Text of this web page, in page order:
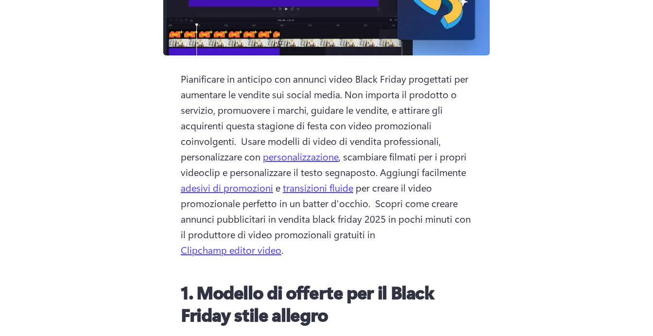
Pianificare in anticipo con annunci video Black Friday progettati per
aumentare le vendite sui social media. Non importa il prodotto o
servizio, promuovere i marchi, guidare le vendite, e attirare gli
acquirenti questa stagione di festa con video promozionali
coinvolgenti.  Usare modelli di video di vendita professionali,
personalizzare con personalizzazione, scambiare filmati per i propri
videoclip e personalizzare il testo segnaposto. Aggiungi facilmente
adesivi di promozioni e transizioni fluide per creare il video
promozionale perfetto in un batter d'occhio.  Scopri come creare
annunci pubblicitari in vendita black friday 2025 in pochi minuti con
il produttore di video promozionali gratuiti in
Clipchamp editor video.
1. Modello di offerte per il Black
Friday stile allegro